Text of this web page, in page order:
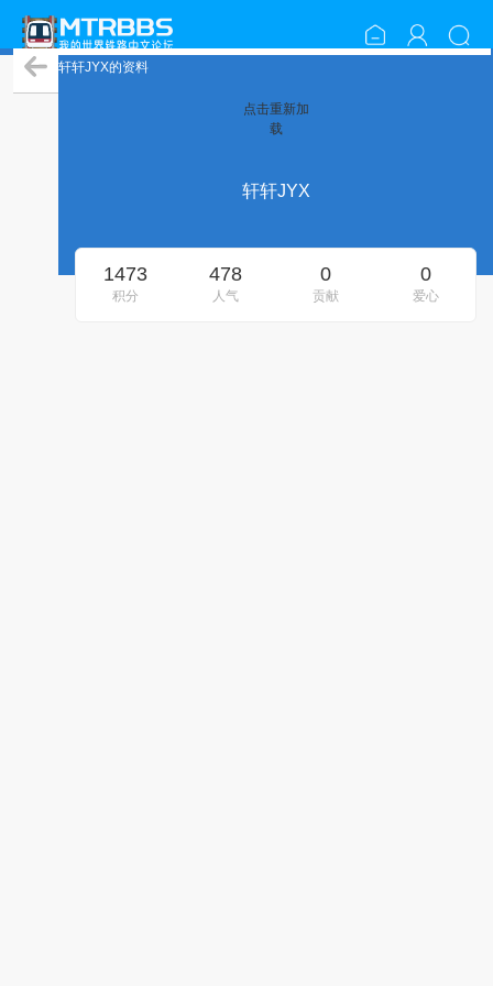
轩轩JYX的资料
点击重新加
载
轩轩JYX
1473
积分
478
人气
0
贡献
0
爱心